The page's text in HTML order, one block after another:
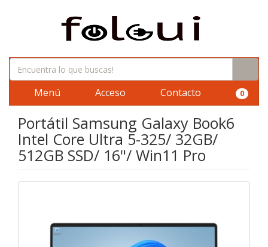
Menú Acceso Contacto 0
Portátil Samsung Galaxy Book6
Intel Core Ultra 5-325/ 32GB/
512GB SSD/ 16"/ Win11 Pro